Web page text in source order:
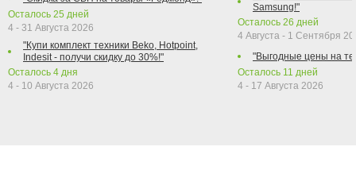
Осталось 25 дней
4 - 31 Августа 2026
"Купи комплект техники Beko, Hotpoint,
Indesit - получи скидку до 30%!"
Осталось 4 дня
4 - 10 Августа 2026
Samsung!"
Осталось 26 дней
4 Августа - 1 Сентября
"Выгодные цены на
Осталось 11 дней
4 - 17 Августа 2026